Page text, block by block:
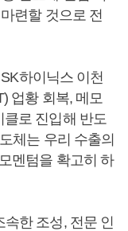
련할 것으로 전
하이닉스 이천
업황 회복, 메모
클로 진입해 반도
체는 우리 수출의
멘텀을 확고히 하
속한 조성, 전문 인